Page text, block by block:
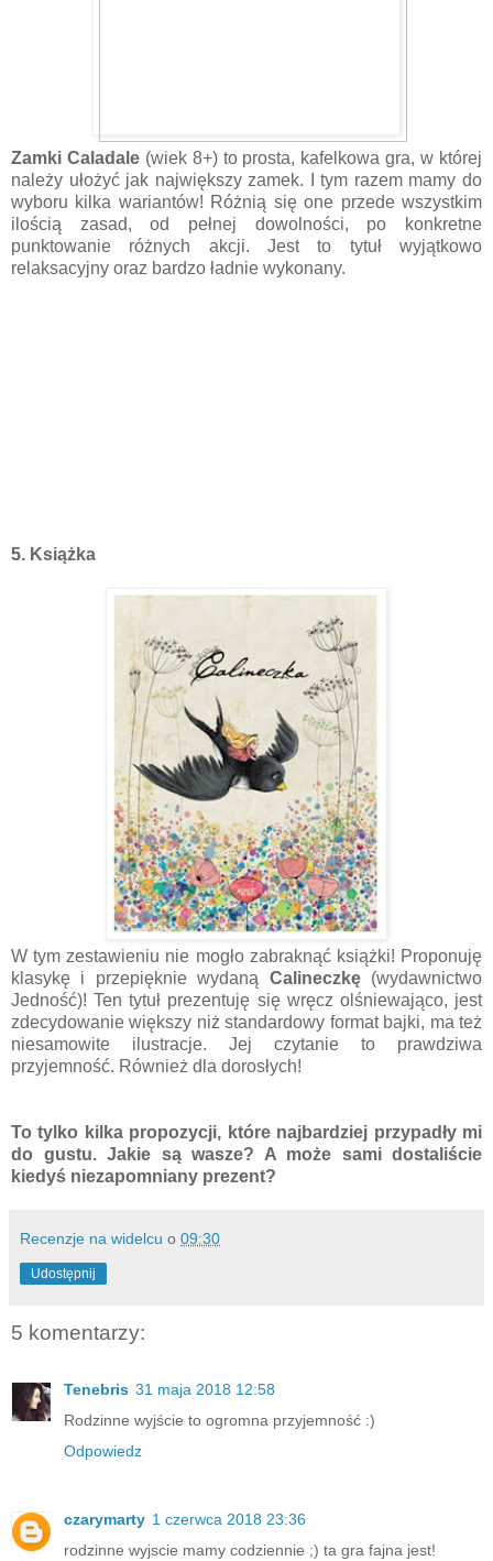
Zamki Caladale(wiek 8+) to prosta, kafelkowa gra, w której
należy ułożyć jak największy zamek. I tym razem mamy do
wyboru kilka wariantów! Różnią się one przede wszystkim
ilością zasad, od pełnej dowolności, po konkretne
punktowanie różnych akcji. Jest to tytuł wyjątkowo
relaksacyjny oraz bardzo ładnie wykonany.
5. Książka
W tym zestawieniu nie mogło zabraknąć książki! Proponuję
klasykę i przepięknie wydaną Calineczkę (wydawnictwo
Jedność)! Ten tytuł prezentuję się wręcz olśniewająco, jest
zdecydowanie większy niż standardowy format bajki, ma też
niesamowite ilustracje. Jej czytanie to prawdziwa
przyjemność. Również dla dorosłych!
To tylko kilka propozycji, które najbardziej przypadły mi
do gustu. Jakie są wasze? A może sami dostaliście
kiedyś niezapomniany prezent?
Recenzje na widelcu o 09:30
Udostępnij
5 komentarzy:
Tenebris 31 maja 2018 12:58
Rodzinne wyjście to ogromna przyjemność :)
Odpowiedz
czarymarty 1 czerwca 2018 23:36
rodzinne wyjscie mamy codziennie ;) ta gra fajna jest!